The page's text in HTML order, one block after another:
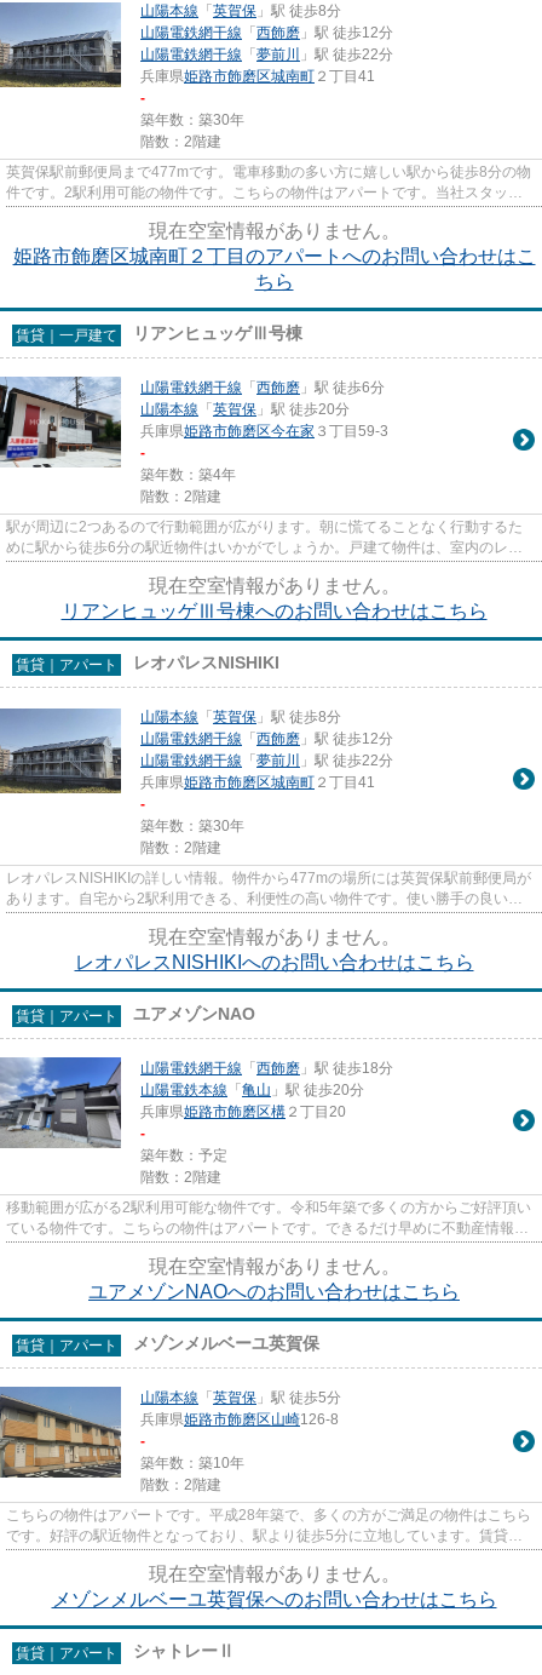
山陽本線 「英賀保 」駅 徒歩8分
山陽電鉄網干線 「西飾磨 」駅 徒歩12分
山陽電鉄網干線 「夢前川
」駅 徒歩22分
兵庫県姫路市飾磨区城南町 ２丁目41
-
築年数：築30年
階数：2階建
英賀保駅前郵便局まで477mです。電車移動の多い方に嬉しい駅から徒歩8分の物
件です。2駅利用可能の物件です。こちらの物件はアパートです。当社スタッフ
が地域の賃貸情報をご提供いた...
現在空室情報がありません。
姫路市飾磨区城南町２丁目のアパートへのお問い合わせはこ
ちら
賃貸｜一戸建て リアンヒュッゲⅢ号棟
山陽電鉄網干線 「西飾磨 」駅 徒歩6分
山陽本線 「英賀保 」駅 徒歩20分
兵庫県姫路市飾磨区今在家 ３丁目59-3
-
築年数：築4年
階数：2階建
駅が周辺に2つあるので行動範囲が広がります。朝に慌てることなく行動するた
めに駅から徒歩6分の駅近物件はいかがでしょうか。戸建て物件は、室内のレイ
アウトの自由度も高くお勧めで...
現在空室情報がありません。
リアンヒュッゲⅢ号棟へのお問い合わせはこちら
賃貸｜アパート レオパレスNISHIKI
山陽本線 「英賀保 」駅 徒歩8分
山陽電鉄網干線 「西飾磨 」駅 徒歩12分
山陽電鉄網干線 「夢前川
」駅 徒歩22分
兵庫県姫路市飾磨区城南町 ２丁目41
-
築年数：築30年
階数：2階建
レオパレスNISHIKIの詳しい情報。物件から477mの場所には英賀保駅前郵便局が
あります。自宅から2駅利用できる、利便性の高い物件です。使い勝手の良いア
パートでイチオシの物件です。...
現在空室情報がありません。
レオパレスNISHIKIへのお問い合わせはこちら
賃貸｜アパート ユアメゾンNAO
山陽電鉄網干線 「西飾磨 」駅 徒歩18分
山陽電鉄本線 「亀山 」駅 徒歩20分
兵庫県姫路市飾磨区構 ２丁目20
-
築年数：予定
階数：2階建
移動範囲が広がる2駅利用可能な物件です。令和5年築で多くの方からご好評頂い
ている物件です。こちらの物件はアパートです。できるだけ早めに不動産情報を
集めたい方は当社スタッフま...
現在空室情報がありません。
ユアメゾンNAOへのお問い合わせはこちら
賃貸｜アパート メゾンメルベーユ英賀保
山陽本線 「英賀保 」駅 徒歩5分
兵庫県姫路市飾磨区山崎126-8
-
築年数：築10年
階数：2階建
こちらの物件はアパートです。平成28年築で、多くの方がご満足の物件はこちら
です。好評の駅近物件となっており、駅より徒歩5分に立地しています。賃貸情
報をお探しなら、当社のオスス...
現在空室情報がありません。
メゾンメルベーユ英賀保へのお問い合わせはこちら
賃貸｜アパート シャトレーⅡ